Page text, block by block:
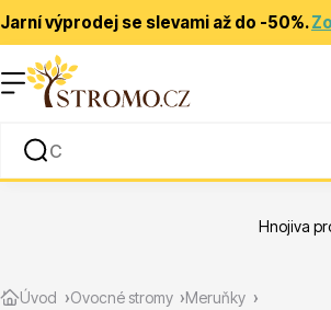
Jarní výprodej se slevami až do -50%.
Rady a tipy
Úvod Ovocné stromy Meruňky
Hnojiva